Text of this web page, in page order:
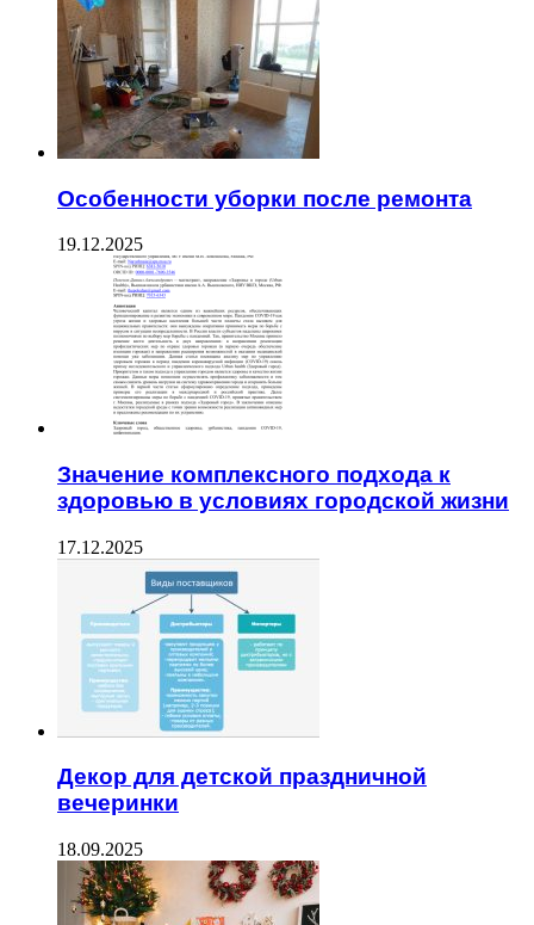
Особенности уборки после ремонта
19.12.2025
Значение комплексного подхода к
здоровью в условиях городской жизни
17.12.2025
Декор для детской праздничной
вечеринки
18.09.2025